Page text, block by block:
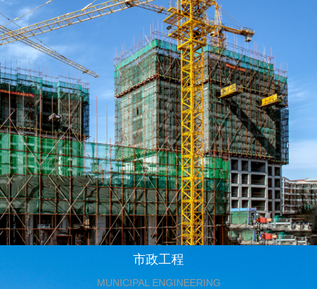
市政工程
MUNICIPAL ENGINEERING